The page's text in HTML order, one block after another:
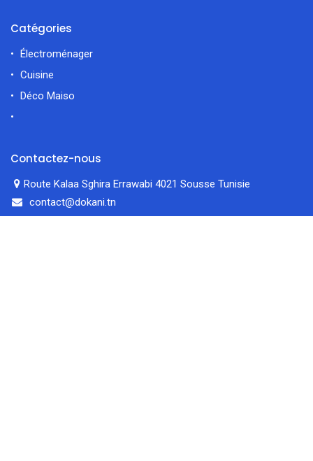
Catégories
Électroménager
Cuisine
Déco Maiso
Contactez-nous
Route Kalaa Sghira Errawabi 4021 Sousse Tunisie
contact@dokani.tn